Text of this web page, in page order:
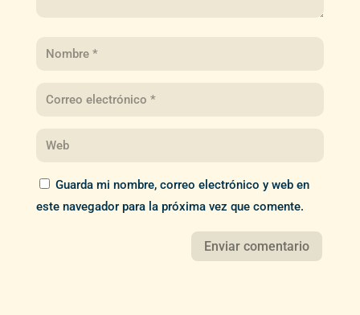
Guarda mi nombre, correo electrónico y web en
este navegador para la próxima vez que comente.